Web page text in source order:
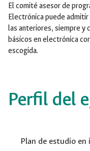
El comité asesor de
Electrónica puede
las anteriores, siempre y
básicos en electrónica
escogida.
Perfil del
Plan de estudio